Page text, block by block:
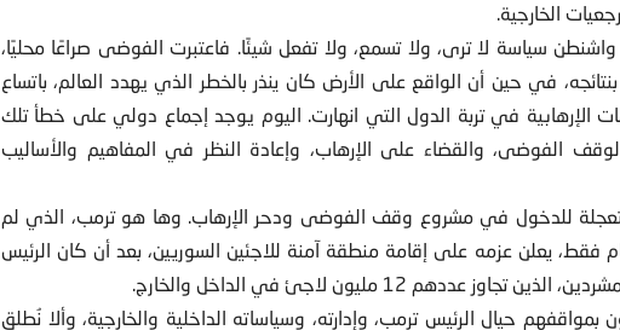
الخارجية.
سياسة لا ترى، ولا تسمع، ولا تفعل شيئًا. فاعتبرت الفوضى صراعًا محليًا،
في حين أن الواقع على الأرض كان ينذر بالخطر الذي يهدد العالم، باتساع
الإرهابية في تربة الدول التي انهارت. اليوم يوجد إجماع دولي على خطأ تلك
لوقف الفوضى، والقضاء على الإرهاب، وإعادة النظر في المفاهيم والأساليب
للدخول في مشروع وقف الفوضى ودحر الإرهاب. وها هو ترمب، الذي لم
يعلن عزمه على إقامة منطقة آمنة للاجئين السوريين، بعد أن كان الرئيس
عددهم 12 مليون لاجئ في الداخل والخارج.
بمواقفهم حيال الرئيس ترمب، وإدارته، وسياساته الداخلية والخارجية، وألا نُطلق